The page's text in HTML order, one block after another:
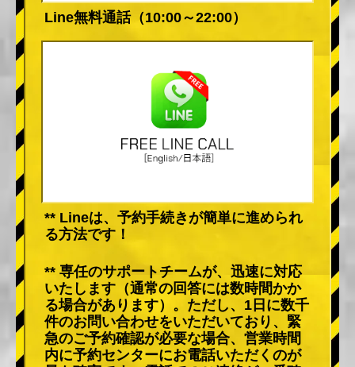
Line無料通話（10:00～22:00）
** Lineは、予約手続きが簡単に進められ
る方法です！
** 専任のサポートチームが、迅速に対応
いたします（通常の回答には数時間かか
る場合があります）。ただし、1日に数千
件のお問い合わせをいただいており、緊
急のご予約確認が必要な場合、営業時間
内に予約センターにお電話いただくのが